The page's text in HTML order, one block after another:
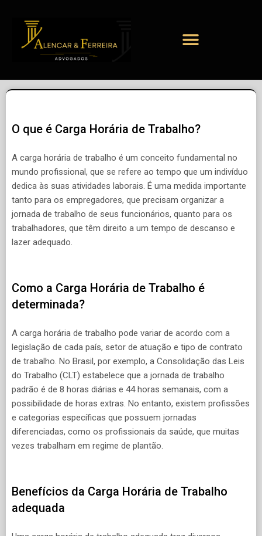
O que é Carga Horária de Trabalho?
A carga horária de trabalho é um conceito fundamental no
mundo profissional, que se refere ao tempo que um indivíduo
dedica às suas atividades laborais. É uma medida importante
tanto para os empregadores, que precisam organizar a
jornada de trabalho de seus funcionários, quanto para os
trabalhadores, que têm direito a um tempo de descanso e
lazer adequado.
Como a Carga Horária de Trabalho é
determinada?
A carga horária de trabalho pode variar de acordo com a
legislação de cada país, setor de atuação e tipo de contrato
de trabalho. No Brasil, por exemplo, a Consolidação das Leis
do Trabalho (CLT) estabelece que a jornada de trabalho
padrão é de 8 horas diárias e 44 horas semanais, com a
possibilidade de horas extras. No entanto, existem profissões
e categorias específicas que possuem jornadas
diferenciadas, como os profissionais da saúde, que muitas
vezes trabalham em regime de plantão.
Benefícios da Carga Horária de Trabalho
adequada